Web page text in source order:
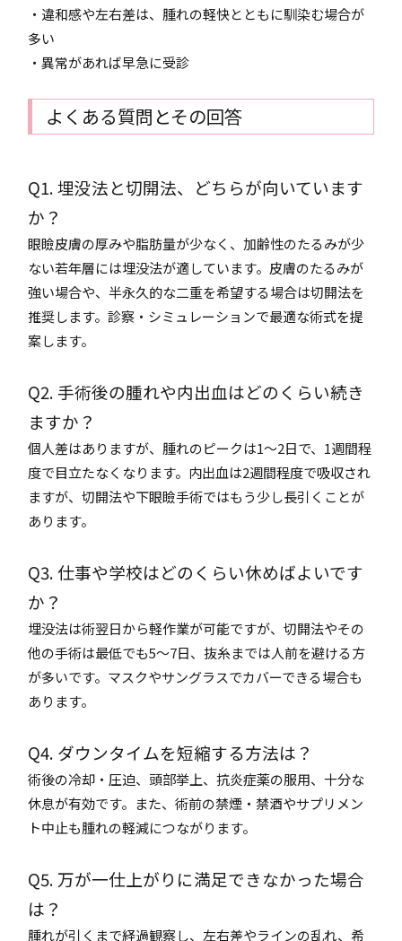
・違和感や左右差は、腫れの軽快とともに馴染む場合が
多い
・異常があれば早急に受診
よくある質問とその回答
Q1. 埋没法と切開法、どちらが向いています
か？
眼瞼皮膚の厚みや脂肪量が少なく、加齢性のたるみが少
ない若年層には埋没法が適しています。皮膚のたるみが
強い場合や、半永久的な二重を希望する場合は切開法を
推奨します。診察・シミュレーションで最適な術式を提
案します。
Q2. 手術後の腫れや内出血はどのくらい続き
ますか？
個人差はありますが、腫れのピークは1～2日で、1週間程
度で目立たなくなります。内出血は2週間程度で吸収され
ますが、切開法や下眼瞼手術ではもう少し長引くことが
あります。
Q3. 仕事や学校はどのくらい休めばよいです
か？
埋没法は術翌日から軽作業が可能ですが、切開法やその
他の手術は最低でも5～7日、抜糸までは人前を避ける方
が多いです。マスクやサングラスでカバーできる場合も
あります。
Q4. ダウンタイムを短縮する方法は？
術後の冷却・圧迫、頭部挙上、抗炎症薬の服用、十分な
休息が有効です。また、術前の禁煙・禁酒やサプリメン
ト中止も腫れの軽減につながります。
Q5. 万が一仕上がりに満足できなかった場合
は？
腫れが引くまで経過観察し、左右差やラインの乱れ、希